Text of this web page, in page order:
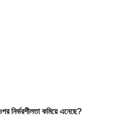
নির্ভরশীলতা কমিয়ে এনেছে?